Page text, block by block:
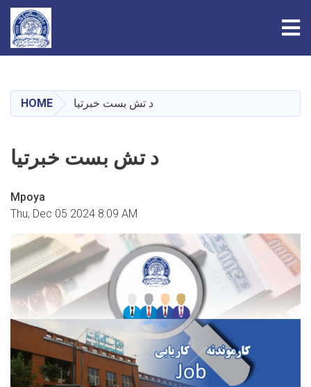
content
HOME د تش بست خبرتیا
د تش بست خبرتیا
Mpoya
Thu, Dec 05 2024 8:09 AM